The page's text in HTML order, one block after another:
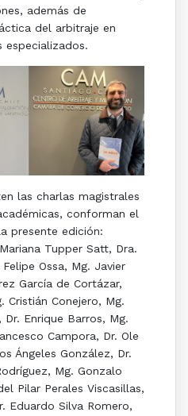
además de
del arbitraje en
especializados.
las charlas magistrales
conforman el
presente edición:
Tupper Satt, Dra.
Ossa, Mg. Javier
García de Cortázar,
Cristián Conejero, Mg.
Dr. Enrique Barros, Mg.
Campora, Dr. Ole
Ángeles González, Dr.
Mg. Gonzalo
Pilar Perales Viscasillas,
Eduardo Silva Romero,